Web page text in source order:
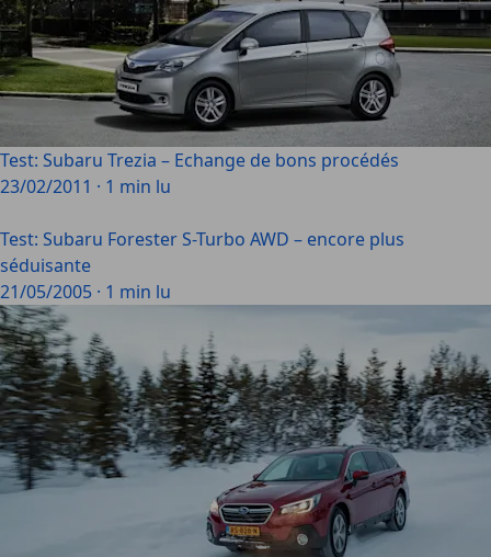
Test: Subaru Trezia – Echange de bons procédés
23/02/2011 · 1 min lu
Test: Subaru Forester S-Turbo AWD – encore plus
séduisante
21/05/2005 · 1 min lu